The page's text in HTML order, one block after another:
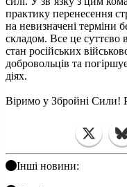
практику перенесення
на невизначені терміни
складом. Все це суттєво
стан російських
добровольців та
діях.
Віримо у Збройні Сили!
Інші новини: